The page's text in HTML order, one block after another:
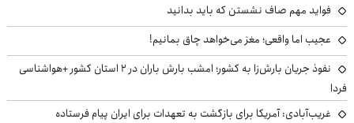
فواید مهم صاف نشستن که باید بدانید
عجیب اما واقعی؛ مغز می‌خواهد چاق بمانیم!
نفوذ جریان بارش‌زا به کشور؛ امشب بارش باران در ۲ استان کشور +هواشناسی
فردا
غریب‌آبادی: آمریکا برای بازگشت به تعهدات برای ایران پیام فرستاده